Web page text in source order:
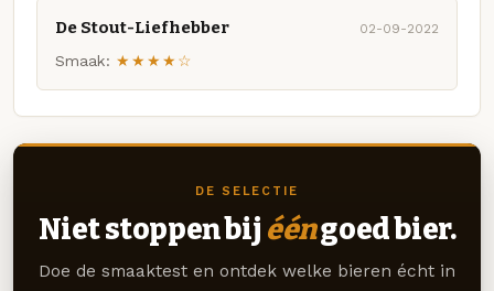
De Stout-Liefhebber 02-09-2022
Smaak: ★★★★☆
DE SELECTIE
Niet stoppen bij ééngoed bier.
Doe de smaaktest en ontdek welke bieren écht in